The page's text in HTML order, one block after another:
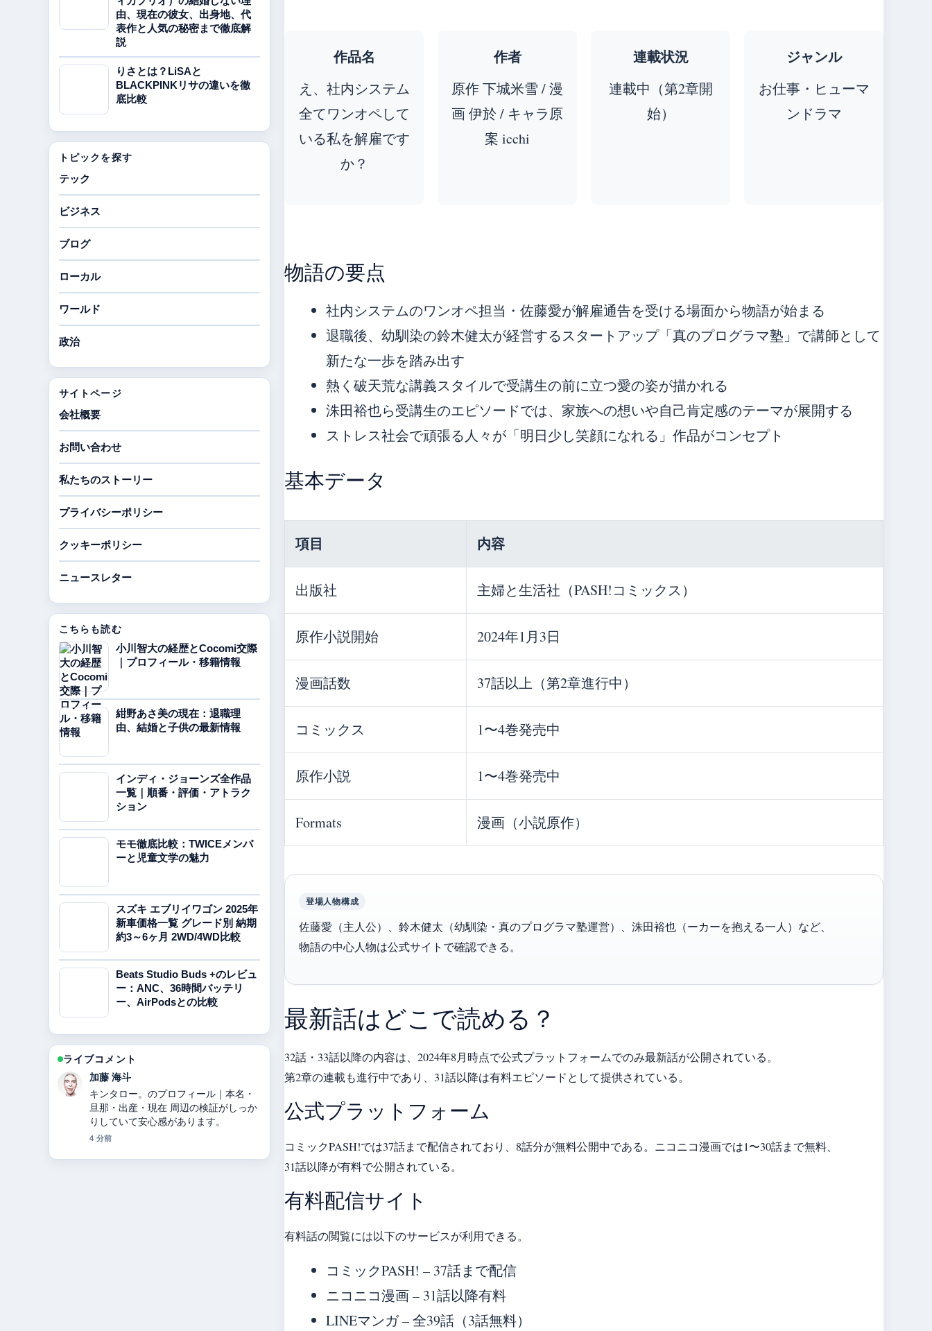
作品名
え、社内システム
全てワンオペして
いる私を解雇です
か？
作者
原作 下城米雪 / 漫
画 伊於 / キャラ原
案 icchi
連載状況
連載中（第2章開
始）
ジャンル
お仕事・ヒューマ
ンドラマ
物語の要点
社内システムのワンオペ担当・佐藤愛が解雇通告を受ける場面から物語が始まる
退職後、幼馴染の鈴木健太が経営するスタートアップ「真のプログラマ塾」で講師として
新たな一歩を踏み出す
熱く破天荒な講義スタイルで受講生の前に立つ愛の姿が描かれる
洙田裕也ら受講生のエピソードでは、家族への想いや自己肯定感のテーマが展開する
ストレス社会で頑張る人々が「明日少し笑顔になれる」作品がコンセプト
基本データ
項目 内容
出版社 主婦と生活社（PASH!コミックス）
原作小説開始 2024年1月3日
漫画話数 37話以上（第2章進行中）
コミックス 1〜4巻発売中
原作小説 1〜4巻発売中
Formats 漫画（小説原作）
登場人物構成
佐藤愛（主人公）、鈴木健太（幼馴染・真のプログラマ塾運営）、洙田裕也（ーカーを抱える一人）など、
物語の中心人物は公式サイトで確認できる。
最新話はどこで読める？
32話・33話以降の内容は、2024年8月時点で公式プラットフォームでのみ最新話が公開されている。
第2章の連載も進行中であり、31話以降は有料エピソードとして提供されている。
公式プラットフォーム
コミックPASH!では37話まで配信されており、8話分が無料公開中である。ニコニコ漫画では1〜30話まで無料、
31話以降が有料で公開されている。
有料配信サイト
有料話の閲覧には以下のサービスが利用できる。
コミックPASH! – 37話まで配信
ニコニコ漫画 – 31話以降有料
LINEマンガ – 全39話（3話無料）
由、現在の彼女、出身地、代
表作と人気の秘密まで徹底解
説
りさとは？LiSAと
BLACKPINKリサの違いを徹
底比較
トピックを探す
テック
ビジネス
ブログ
ローカル
ワールド
政治
サイトページ
会社概要
お問い合わせ
私たちのストーリー
プライバシーポリシー
クッキーポリシー
ニュースレター
こちらも読む
小川智大の経歴とCocomi交際
｜プロフィール・移籍情報
紺野あさ美の現在：退職理
由、結婚と子供の最新情報
インディ・ジョーンズ全作品
一覧｜順番・評価・アトラク
ション
モモ徹底比較：TWICEメンバ
ーと児童文学の魅力
スズキ エブリイワゴン 2025年
新車価格一覧 グレード別 納期
約3～6ヶ月 2WD/4WD比較
Beats Studio Buds +のレビュ
ー：ANC、36時間バッテリ
ー、AirPodsとの比較
ライブコメント
高橋 蓮
【2025年最新】ドラマ相棒の意味・歴
代相棒一覧・降板理由・視聴率・キャ
ストを完全解説！【25周年】 の整理が
とても分かりやすいです。今日の中で